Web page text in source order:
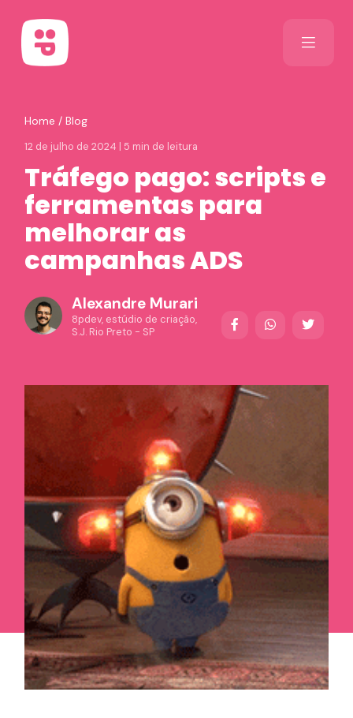
Home / Blog
12 de julho de 2024 | 5 min de leitura
Tráfego pago: scripts e
ferramentas para
melhorar as
campanhas ADS
Alexandre Murari
8pdev, estúdio de criação,
S.J. Rio Preto - SP